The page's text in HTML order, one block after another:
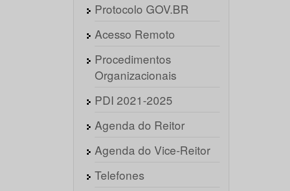
Protocolo GOV.BR
Acesso Remoto
Procedimentos
Organizacionais
PDI 2021-2025
Agenda do Reitor
Agenda do Vice-Reitor
Telefones